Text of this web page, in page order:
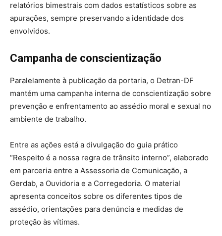
relatórios bimestrais com dados estatísticos sobre as
apurações, sempre preservando a identidade dos
envolvidos.
Campanha de conscientização
Paralelamente à publicação da portaria, o Detran-DF
mantém uma campanha interna de conscientização sobre
prevenção e enfrentamento ao assédio moral e sexual no
ambiente de trabalho.
Entre as ações está a divulgação do guia prático
“Respeito é a nossa regra de trânsito interno”, elaborado
em parceria entre a Assessoria de Comunicação, a
Gerdab, a Ouvidoria e a Corregedoria. O material
apresenta conceitos sobre os diferentes tipos de
assédio, orientações para denúncia e medidas de
proteção às vítimas.